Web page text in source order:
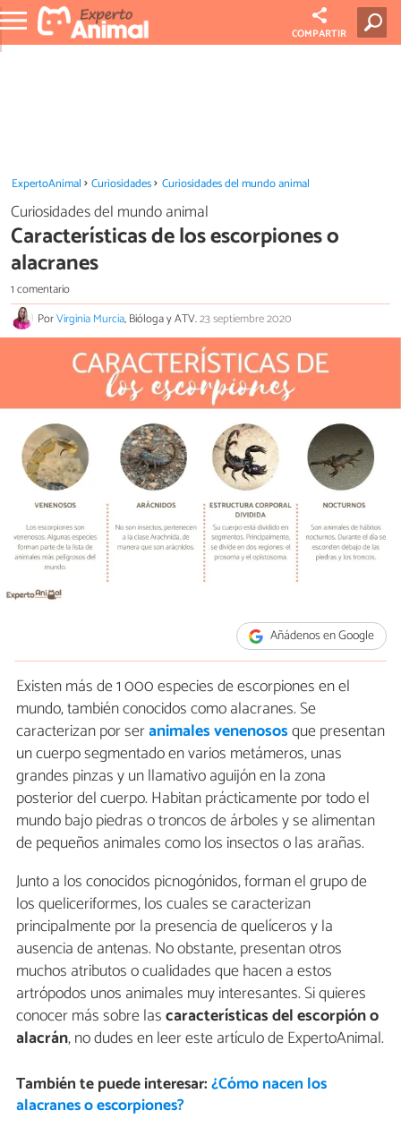
COMPARTIR
ExpertoAnimal Curiosidades Curiosidades del mundo animal
Curiosidades del mundo animal
Características de los escorpiones o
alacranes
1 comentario
PorVirginia Murcia, Bióloga y ATV.23 septiembre 2020
Añádenos en Google
Existen más de 1 000 especies de escorpiones en el
mundo, también conocidos como alacranes. Se
caracterizan por seranimales venenososque presentan
un cuerpo segmentado en varios metámeros, unas
grandes pinzas y un llamativo aguijón en la zona
posterior del cuerpo. Habitan prácticamente por todo el
mundo bajo piedras o troncos de árboles y se alimentan
de pequeños animales como los insectos o las arañas.
Junto a los conocidos picnogónidos, forman el grupo de
los queliceriformes, los cuales se caracterizan
principalmente por la presencia de quelíceros y la
ausencia de antenas. No obstante, presentan otros
muchos atributos o cualidades que hacen a estos
artrópodos unos animales muy interesantes. Si quieres
conocer más sobre lascaracterísticas del escorpión o
alacrán, no dudes en leer este artículo de ExpertoAnimal.
También te puede interesar:¿Cómo nacen los
alacranes o escorpiones?